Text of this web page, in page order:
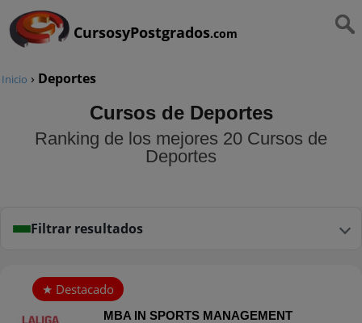
CursosyPostgrados.com
Inicio › Deportes
Cursos de Deportes
Ranking de los mejores 20 Cursos de
Deportes
Filtrar resultados
MBA IN SPORTS MANAGEMENT